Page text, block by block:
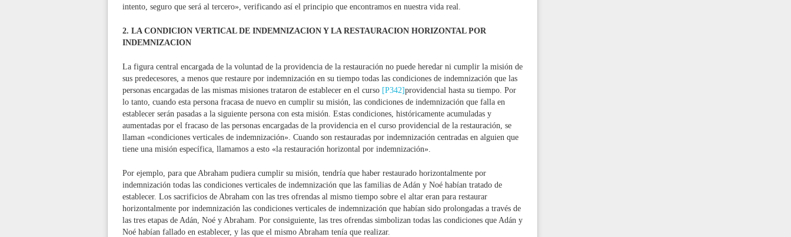
intento, seguro que será al tercero», verificando así el principio que encontramos en nuestra vida real.
2. LA CONDICION VERTICAL DE INDEMNIZACION Y LA RESTAURACION HORIZONTAL POR
INDEMNIZACION
La figura central encargada de la voluntad de la providencia de la restauración no puede heredar ni cumplir la misión de
sus predecesores, a menos que restaure por indemnización en su tiempo todas las condiciones de indemnización que las
personas encargadas de las mismas misiones trataron de establecer en el curso [P342]providencial hasta su tiempo. Por
lo tanto, cuando esta persona fracasa de nuevo en cumplir su misión, las condiciones de indemnización que falla en
establecer serán pasadas a la siguiente persona con esta misión. Estas condiciones, históricamente acumuladas y
aumentadas por el fracaso de las personas encargadas de la providencia en el curso providencial de la restauración, se
llaman «condiciones verticales de indemnización». Cuando son restauradas por indemnización centradas en alguien que
tiene una misión específica, llamamos a esto «la restauración horizontal por indemnización».
Por ejemplo, para que Abraham pudiera cumplir su misión, tendría que haber restaurado horizontalmente por
indemnización todas las condiciones verticales de indemnización que las familias de Adán y Noé habían tratado de
establecer. Los sacrificios de Abraham con las tres ofrendas al mismo tiempo sobre el altar eran para restaurar
horizontalmente por indemnización las condiciones verticales de indemnización que habían sido prolongadas a través de
las tres etapas de Adán, Noé y Abraham. Por consiguiente, las tres ofrendas simbolizan todas las condiciones que Adán y
Noé habían fallado en establecer, y las que el mismo Abraham tenía que realizar.